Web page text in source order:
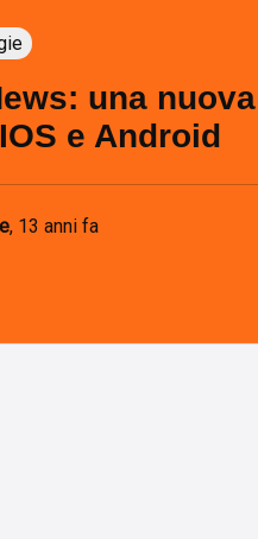
una nuova
e Android
, 13 anni fa